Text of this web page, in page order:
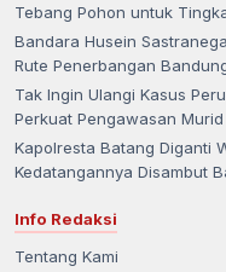
Tebang Pohon untuk
Bandara Husein
Rute Penerbangan
Tak Ingin Ulangi Kasus
Perkuat Pengawasan Murid
Kapolresta Batang Diganti
Kedatangannya Disambut
Info Redaksi
Tentang Kami